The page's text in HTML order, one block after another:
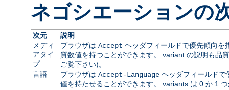
ネゴシエーションの
次元
説明
メディ
アタイ
プ
ブラウザは Accept ヘッダフィールドで優先傾向を
質数値を持つことができます。 variant の説明も品
ご覧下さい)。
言語
ブラウザは Accept-Languageヘッダフィールドで
値を持たせることができます。 variants は 0 か 1